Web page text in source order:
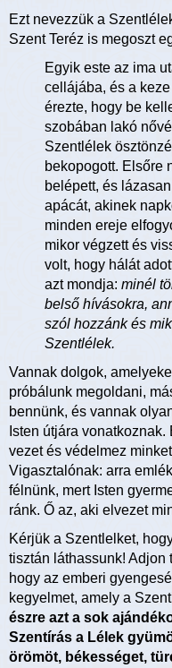
Ezt nevezzük a
Szent Teréz is megoszt
Egyik este az ima
cellájába, és a
érezte, hogy be
szobában lakó
Szentlélek
bekopogott. Elsőre
belépett, és
apácát, akinek
minden ereje
mikor végzett és
volt, hogy hálát
azt mondja: minél
belső hívásokra,
szól hozzánk és
Szentlélek.
Vannak dolgok,
próbálunk megoldani,
bennünk, és vannak
Isten útjára
vezet és védelmez
Vigasztalónak: arra
félnünk, mert Isten
ránk. Ő az, aki elvezet
Kérjük a Szentlelket,
tisztán láthassunk! Adjon
hogy az emberi
kegyelmet, amely a
észre azt a sok
Szentírás a Lélek
örömöt, békességet,